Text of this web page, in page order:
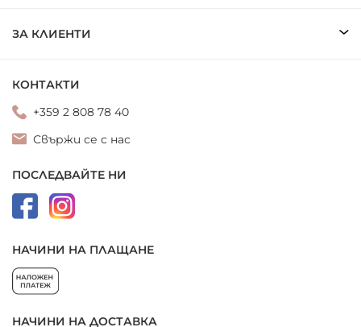
ЗА КЛИЕНТИ
КОНТАКТИ
+359 2 808 78 40
Свържи се с нас
ПОСЛЕДВАЙТЕ НИ
НАЧИНИ НА ПЛАЩАНЕ
НАЧИНИ НА ДОСТАВКА